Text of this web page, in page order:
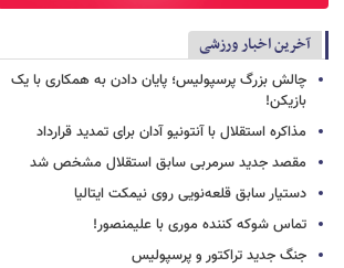
آخرین اخبار ورزشی
چالش بزرگ پرسپولیس؛ پایان دادن به همکاری با یک
بازیکن!
مذاکره استقلال با آنتونیو آدان برای تمدید قرارداد
مقصد جدید سرمربی سابق استقلال مشخص شد
دستیار سابق قلعه‌نویی روی نیمکت ایتالیا
تماس شوکه کننده موری با علیمنصور!
جنگ جدید تراکتور و پرسپولیس